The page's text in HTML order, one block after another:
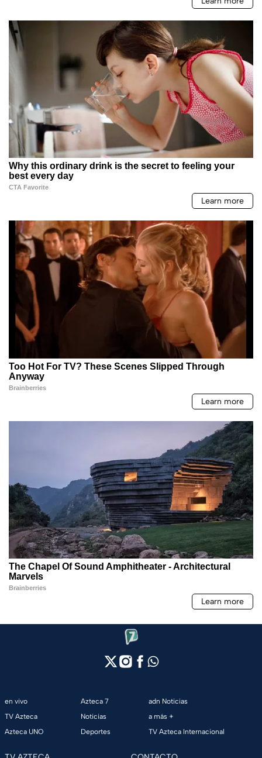
en vivo
TV Azteca
Azteca UNO
Azteca 7
Noticias
Deportes
adn Noticias
a más +
TV Azteca Internacional